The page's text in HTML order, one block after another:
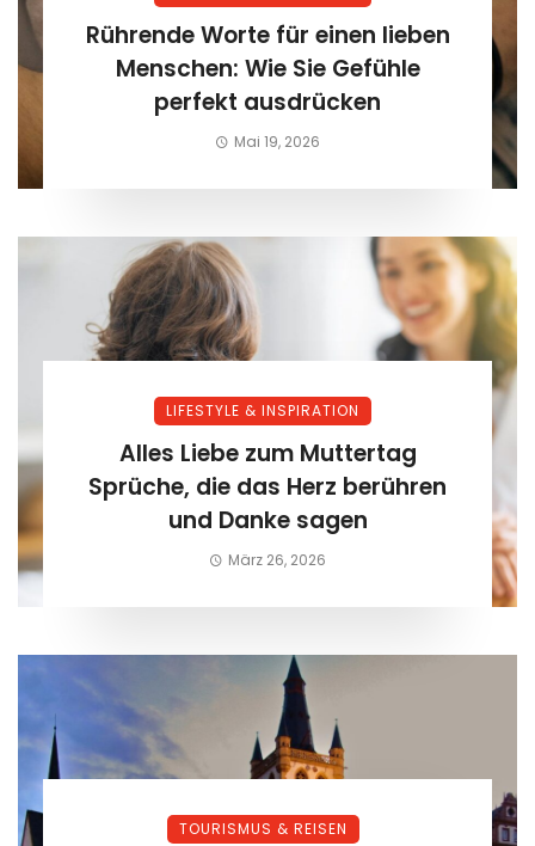
Rührende Worte für einen lieben
Menschen: Wie Sie Gefühle
perfekt ausdrücken
Mai 19, 2026
LIFESTYLE & INSPIRATION
Alles Liebe zum Muttertag
Sprüche, die das Herz berühren
und Danke sagen
März 26, 2026
TOURISMUS & REISEN